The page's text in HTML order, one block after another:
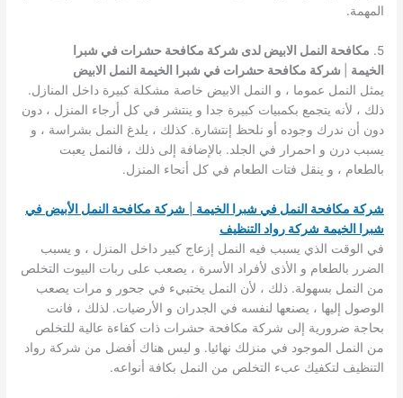
المهمة.
5.
مكافحة النمل الابيض لدى شركة مكافحة حشرات في شبرا
الخيمة
شركة مكافحة حشرات في شبرا الخيمة النمل الابيض
يمثل النمل عموما ، و النمل الابيض خاصة مشكلة كبيرة داخل المنازل.
ذلك ، لأنه يتجمع بكمبيات كبيرة جدا و ينتشر في كل أرجاء المنزل ، دون
دون أن ندرك وجوده أو نلحظ إنتشارة. كذلك ، يلدغ النمل بشراسة ، و
يسبب درن و احمرار في الجلد. بالإضافة إلى ذلك ، فالنمل يعبت
بالطعام ، و ينقل فتات الطعام في كل أنحاء المنزل.
شركة مكافحة النمل في شبرا الخيمة |شركة مكافحة النمل الأبيض في
شبرا الخيمة شركة رواد التنظيف
في الوقت الذي يسبب فيه النمل إزعاج كبير داخل المنزل ، و يسبب
الضرر بالطعام و الأذى لأفراد الأسرة ، يصعب على ربات البيوت التخلص
من النمل بسهولة. ذلك ، لأن النمل يختبيء في جحور و مرات يصعب
الوصول إليها ، يصنعها لنفسه في الجدران و الأرضيات. لذلك ، فانت
بحاجة ضرورية إلى شركة مكافحة حشرات ذات كفاءة عالية للتخلص
من النمل الموجود في منزلك نهائيا. و ليس هناك أفضل من شركة رواد
التنظيف لتكفيك عبء التخلص من النمل بكافة أنواعه.